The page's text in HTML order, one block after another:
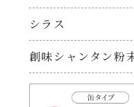
シャンタン粉末（
含む）
パウチのまんまシ
焼肉のたれ 初代
焼肉のたれ 二代目
やみつききゃべ
シラス
創味シャンタン粉